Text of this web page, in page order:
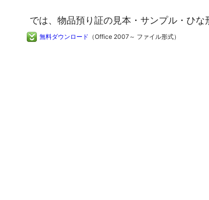
では、物品預り証の見本・サンプル・ひな
無料ダウンロード （Office 2007～ ファイル形式）